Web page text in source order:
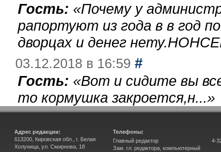
Гость: «Почему у
рапортуют из года в в год
дворцах и денег
03.12.2018 в 16:59 #
Гость: «Вот и сидите вы
то кормушка закроется,н...»
Адрес редакции:
613200, Кировская обл., г. Белая
Холуница, ул. Смирнова, 18
Телефоны:
Главный редактор
Зам. гл. редактора, компьютерный
4-